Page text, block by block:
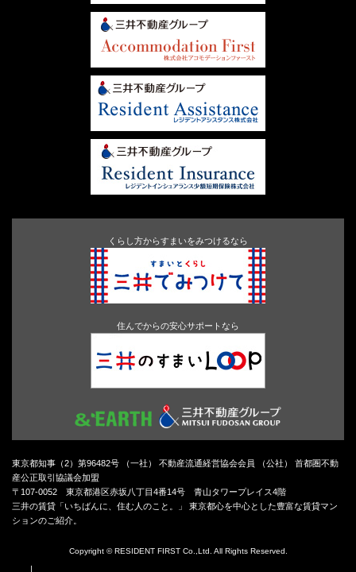
くらし方からすまいをみつけるなら
住んでからの安心サポートなら
東京都知事（2）第96482号 （一社） 不動産流通経営協会会員 （公社） 首都圏不動
産公正取引協議会加盟
〒107-0052 東京都港区赤坂八丁目4番14号 青山タワープレイス4階
三井の賃貸「いちばんに、住む人のこと。」 東京都心を中心とした豊富な賃貸マン
ションのご紹介。
Copyright © RESIDENT FIRST Co.,Ltd. All Rights Reserved.